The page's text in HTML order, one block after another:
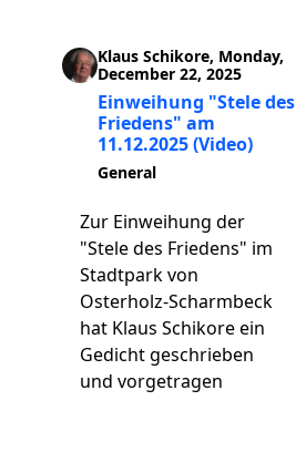
Klaus Schikore, Monday,
December 22, 2025
Einweihung "Stele des
Friedens" am
11.12.2025 (Video)
General
Zur Einweihung der
"Stele des Friedens" im
Stadtpark von
Osterholz-Scharmbeck
hat Klaus Schikore ein
Gedicht geschrieben
und vorgetragen